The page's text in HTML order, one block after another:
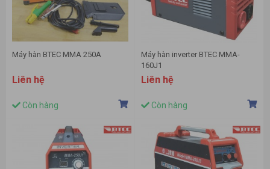
Máy hàn BTEC MMA 250A
Liên hệ
Còn hàng
Máy hàn inverter BTEC MMA-
160J1
Liên hệ
Còn hàng